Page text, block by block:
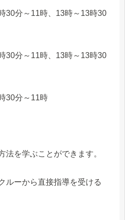
30分～11時、13時～13時30
30分～11時、13時～13時30
30分～11時
法を学ぶことができます。
ルーから直接指導を受ける